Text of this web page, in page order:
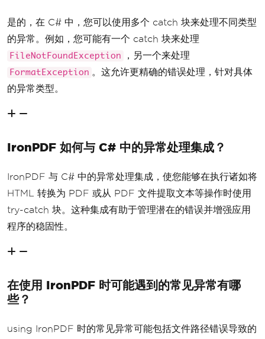
是的，在 C# 中，您可以使用多个 catch 块来处理不同类型
的异常。例如，您可能有一个 catch 块来处理
FileNotFoundException ，另一个来处理
FormatException 。这允许更精确的错误处理，针对具体
的异常类型。
IronPDF 如何与 C# 中的异常处理集成？
IronPDF 与 C# 中的异常处理集成，使您能够在执行诸如将
HTML 转换为 PDF 或从 PDF 文件提取文本等操作时使用
try-catch 块。这种集成有助于管理潜在的错误并增强应用
程序的稳固性。
在使用 IronPDF 时可能遇到的常见异常有哪
些？
using IronPDF 时的常见异常可能包括文件路径错误导致的